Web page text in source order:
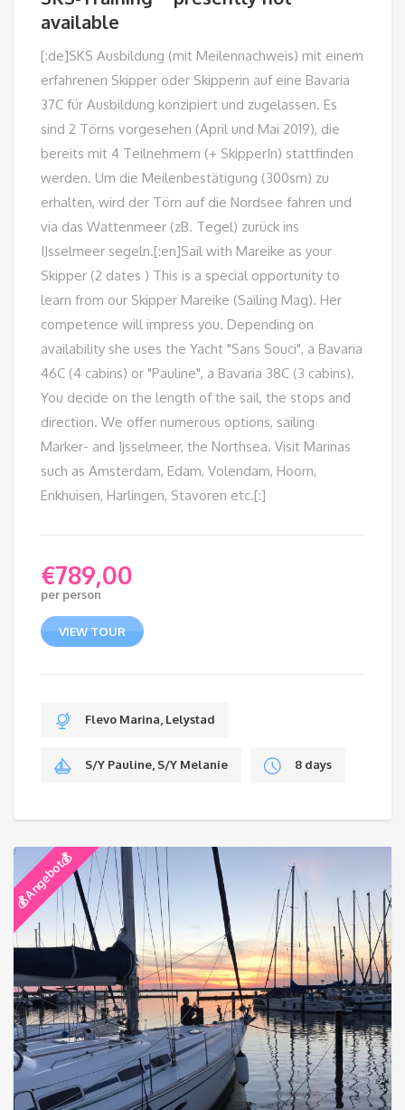
available
[:de]SKS Ausbildung (mit Meilennachweis) mit einem
erfahrenen Skipper oder Skipperin auf eine Bavaria
37C für Ausbildung konzipiert und zugelassen. Es
sind 2 Törns vorgesehen (April und Mai 2019), die
bereits mit 4 Teilnehmern (+ SkipperIn) stattfinden
werden. Um die Meilenbestätigung (300sm) zu
erhalten, wird der Törn auf die Nordsee fahren und
via das Wattenmeer (zB. Tegel) zurück ins
IJsselmeer segeln.[:en]Sail with Mareike as your
Skipper (2 dates ) This is a special opportunity to
learn from our Skipper Mareike (Sailing Mag). Her
competence will impress you. Depending on
availability she uses the Yacht "Sans Souci", a Bavaria
46C (4 cabins) or "Pauline", a Bavaria 38C (3 cabins).
You decide on the length of the sail, the stops and
direction. We offer numerous options, sailing
Marker- and Ijsselmeer, the Northsea. Visit Marinas
such as Amsterdam, Edam, Volendam, Hoorn,
Enkhuisen, Harlingen, Stavoren etc.[:]
€789,00
per person
VIEW TOUR
Flevo Marina, Lelystad
S/Y Pauline, S/Y Melanie 8 days
💰 Angebot💰